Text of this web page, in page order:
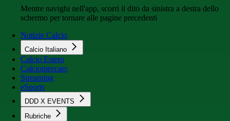
Mentre navighi nell'app, scorri il dito da sinistra a destra dello
schermo per tornare alle pagine precedenti
Notizie Calcio
Calcio Italiano
Calcio Estero
Calciomercato
Streaming
eSports
DDD X EVENTS
Rubriche